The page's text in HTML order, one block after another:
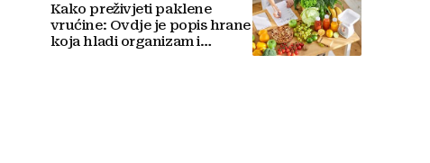
Kako preživjeti paklene
vrućine: Ovdje je popis hrane
koja hladi organizam i